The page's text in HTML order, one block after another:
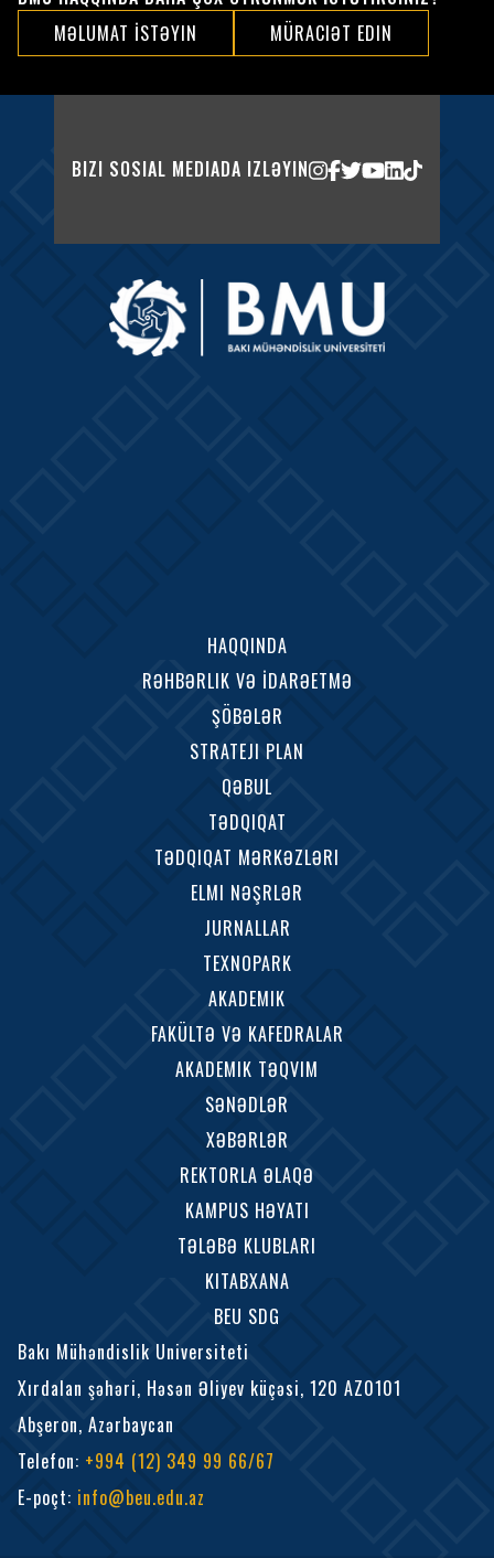
MƏLUMAT İSTƏYIN
MÜRACIƏT EDIN
BIZI SOSIAL MEDIADA IZLƏYIN
HAQQINDA
RƏHBƏRLIK VƏ İDARƏETMƏ
ŞÖBƏLƏR
STRATEJI PLAN
QƏBUL
TƏDQIQAT
TƏDQIQAT MƏRKƏZLƏRI
ELMI NƏŞRLƏR
JURNALLAR
TEXNOPARK
AKADEMIK
FAKÜLTƏ VƏ KAFEDRALAR
AKADEMIK TƏQVIM
SƏNƏDLƏR
XƏBƏRLƏR
REKTORLA ƏLAQƏ
KAMPUS HƏYATI
TƏLƏBƏ KLUBLARI
KITABXANA
BEU SDG
Bakı Mühəndislik Universiteti
Xırdalan şəhəri, Həsən Əliyev küçəsi, 120 AZ0101
Abşeron, Azərbaycan
Telefon: +994 (12) 349 99 66/67
E-poçt: info@beu.edu.az